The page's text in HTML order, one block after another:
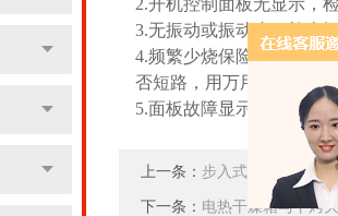
2.开机控制面板无显示，
3.无振动或振动小，检查
4.频繁少烧保险丝或开机
否短路，用万用表测台体
5.面板故障显示代码及处
上一条： 步入式试验室日常维
下一条： 电热干燥箱与干烤